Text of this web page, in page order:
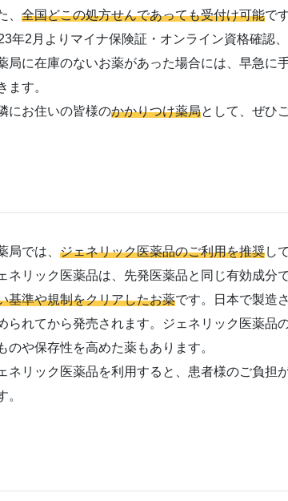
、 全国どこの処方せんであっても受付け可能で
年2月よりマイナ保険証・オンライン資格確認
局に在庫のないお薬があった場合には、早急に
ます。
にお住いの皆様のかかりつけ薬局として、ぜひ
局では、 ジェネリック医薬品のご利用を推奨し
ネリック医薬品は、先発医薬品と同じ有効成分
基準や規制をクリアしたお薬です。日本で製造
られてから発売されます。ジェネリック医薬品
のや保存性を高めた薬もあります。
ネリック医薬品を利用すると、患者様のご負担
。